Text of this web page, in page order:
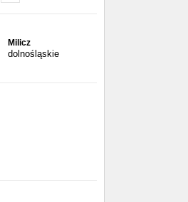
Milicz
dolnośląskie